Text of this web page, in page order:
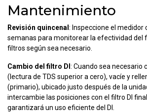
Mantenimiento
Revisión quincenal : Inspeccione el medidor
semanas para monitorear la efectividad del
filtros según sea necesario.
Cambio del filtro DI : Cuando sea necesario
(lectura de TDS superior a cero), vacíe y
(primario), ubicado justo después de la
intercambie las posiciones con el filtro DI
garantizará un uso eficiente del DI.